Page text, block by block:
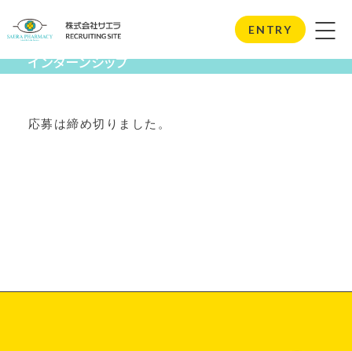
ENTRY
Internship
インターンシップ
応募は締め切りました。